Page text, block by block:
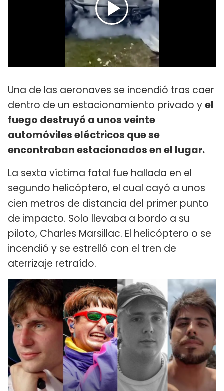
Una de las aeronaves se incendió tras caer
dentro de un estacionamiento privado yel
fuego destruyó a unos veinte
automóviles eléctricos que se
encontraban estacionados en el lugar.
La sexta víctima fatal fue hallada en el
segundo helicóptero, el cual cayó a unos
cien metros de distancia del primer punto
de impacto. Solo llevaba a bordo a su
piloto, Charles Marsillac. El helicóptero o se
incendió y se estrelló con el tren de
aterrizaje retraído.